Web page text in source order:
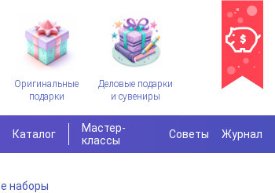
Оригинальные
подарки
Деловые подарки
и сувениры
Каталог
Мастер-
классы
Советы Журнал
наборы